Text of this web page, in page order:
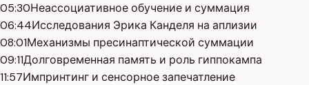
05:30Неассоциативное обучение и суммация
06:44Исследования Эрика Канделя на аплизии
08:01Механизмы пресинаптической суммации
09:11Долговременная память и роль гиппокампа
11:57Импринтинг и сенсорное запечатление